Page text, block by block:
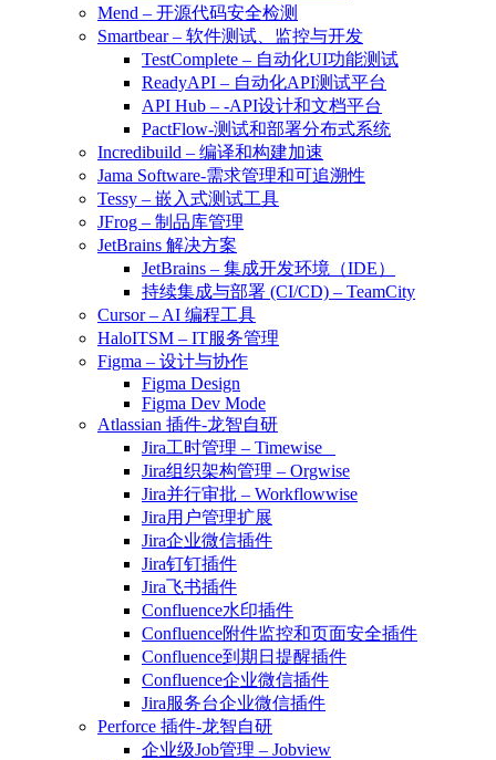
Mend – 开源代码安全检测
Smartbear – 软件测试、监控与开发
TestComplete – 自动化UI功能测试
ReadyAPI – 自动化API测试平台
API Hub – -API设计和文档平台
PactFlow-测试和部署分布式系统
Incredibuild – 编译和构建加速
Jama Software-需求管理和可追溯性
Tessy – 嵌入式测试工具
JFrog – 制品库管理
JetBrains 解决方案
JetBrains – 集成开发环境（IDE）
持续集成与部署 (CI/CD) – TeamCity
Cursor – AI 编程工具
HaloITSM – IT服务管理
Figma – 设计与协作
Figma Design
Figma Dev Mode
Atlassian 插件-龙智自研
Jira工时管理 – Timewise
Jira组织架构管理 – Orgwise
Jira并行审批 – Workflowwise
Jira用户管理扩展
Jira企业微信插件
Jira钉钉插件
Jira飞书插件
Confluence水印插件
Confluence附件监控和页面安全插件
Confluence到期日提醒插件
Confluence企业微信插件
Jira服务台企业微信插件
Perforce 插件-龙智自研
企业级Job管理 – Jobview